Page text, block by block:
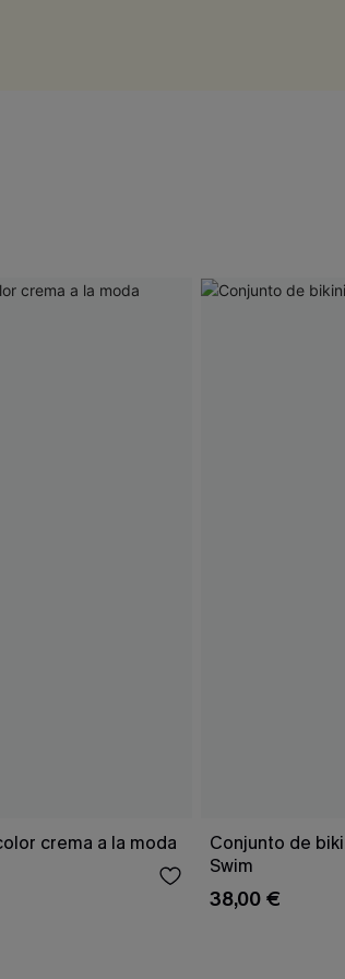
crema a la moda
Conjunto de
Swim
38,00 €